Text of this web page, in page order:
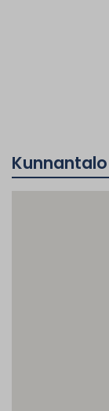
Kunnantalo